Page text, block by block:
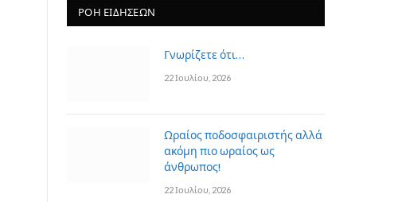
ΡΟΗ ΕΙΔΗΣΕΩΝ
Γνωρίζετε ότι…
22 Ιουλίου, 2026
Ωραίος ποδοσφαιριστής αλλά
ακόμη πιο ωραίος ως
άνθρωπος!
22 Ιουλίου, 2026